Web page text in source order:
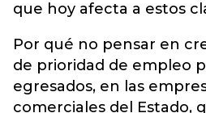
que hoy afecta a estos
Por qué no pensar en
de prioridad de empleo
egresados, en las
comerciales del Estado,